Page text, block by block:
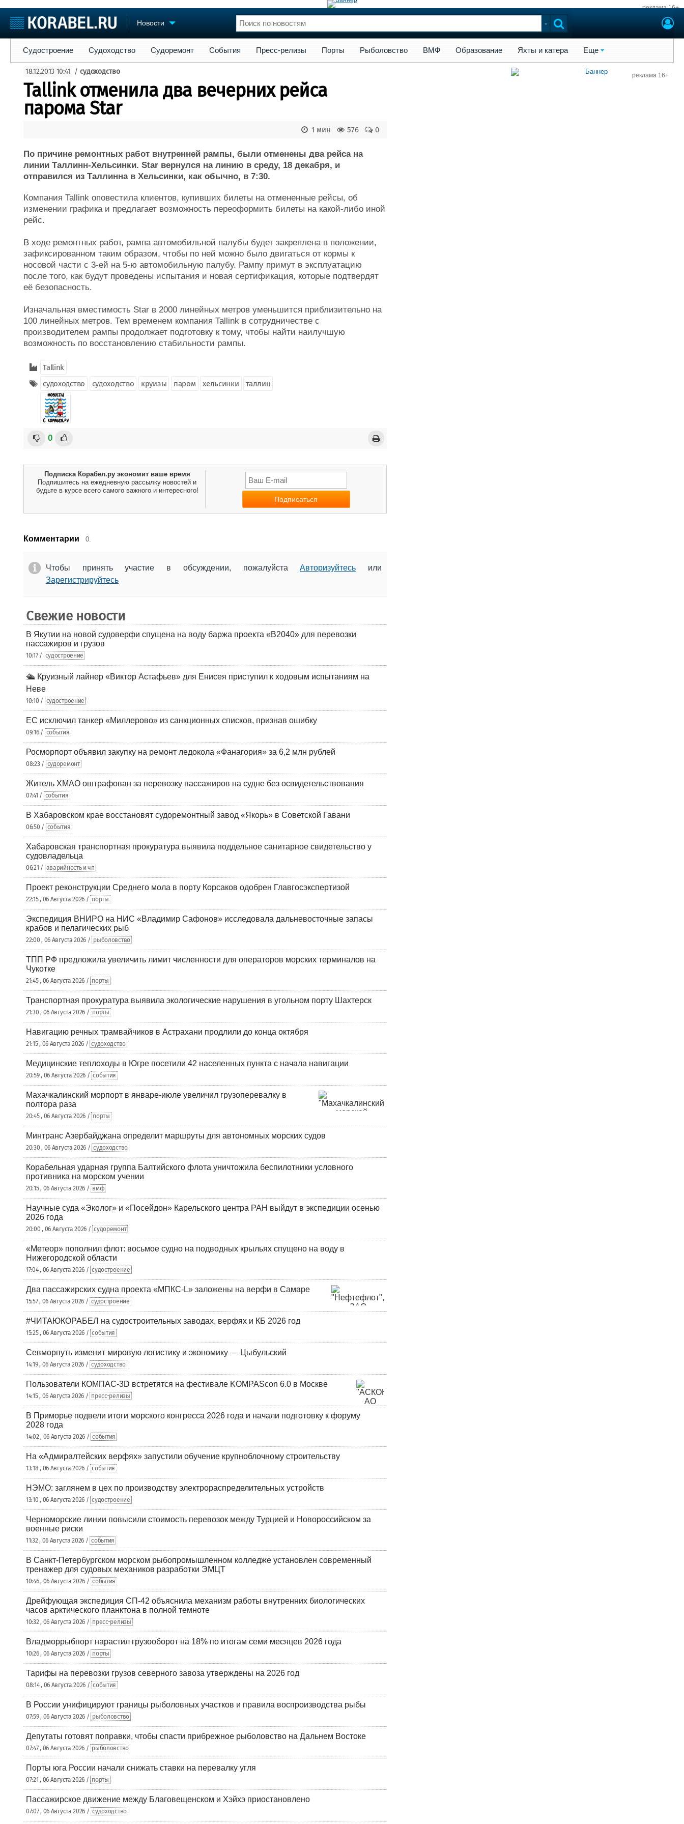
реклама 16+
Новости
Судостроение
Пульс
Новости
Репутация
Журнал
Реклама
Торговая площадка
Доска объявлений
Продажа флота
Оборудование
Изделия
Конференции
Личности
Флот
Форум
Судостроение Судоходство Судоремонт События Пресс-релизы Порты Рыболовство ВМФ Образование Яхты и катера Еще
18.12.2013 10:41 / судоходство
Tallink отменила два вечерних рейса
парома Star
0
576
1 мин
По причине ремонтных работ внутренней рампы, были отменены два рейса на
линии Таллинн-Хельсинки. Star вернулся на линию в среду, 18 декабря, и
отправился из Таллинна в Хельсинки, как обычно, в 7:30.
Компания Tallink оповестила клиентов, купивших билеты на отмененные рейсы, об
изменении графика и предлагает возможность переоформить билеты на какой-либо иной
рейс.
В ходе ремонтных работ, рампа автомобильной палубы будет закреплена в положении,
зафиксированном таким образом, чтобы по ней можно было двигаться от кормы к
носовой части c 3-ей на 5-ю автомобильную палубу. Рампу примут в эксплуатацию
после того, как будут проведены испытания и новая сертификация, которые подтвердят
её безопасность.
Изначальная вместимость Star в 2000 линейных метров уменьшится приблизительно на
100 линейных метров. Тем временем компания Tallink в сотрудничестве с
производителем рампы продолжает подготовку к тому, чтобы найти наилучшую
возможность по восстановлению стабильности рампы.
Tallink
судоходство
судоходство круизы паром хельсинки таллин
0
Подписка Корабел.ру экономит ваше время
Подпишитесь на ежедневную рассылку новостей и
будьте в курсе всего самого важного и интересного!
Комментарии 0.
Чтобы принять участие в обсуждении, пожалуйстаАвторизуйтесь или
Зарегистрируйтесь
Свежие новости
В Якутии на новой судоверфи спущена на воду баржа проекта «В2040» для перевозки
пассажиров и грузов
10:17 / судостроение
🛳️ Круизный лайнер «Виктор Астафьев» для Енисея приступил к ходовым испытаниям на
Неве
10:10 / судостроение
ЕС исключил танкер «Миллерово» из санкционных списков, признав ошибку
09:16 / события
Росморпорт объявил закупку на ремонт ледокола «Фанагория» за 6,2 млн рублей
08:23 / судоремонт
Житель ХМАО оштрафован за перевозку пассажиров на судне без освидетельствования
07:41 / события
В Хабаровском крае восстановят судоремонтный завод «Якорь» в Советской Гавани
06:50 / события
Хабаровская транспортная прокуратура выявила поддельное санитарное свидетельство у
судовладельца
06:21 / аварийность и чп
Проект реконструкции Среднего мола в порту Корсаков одобрен Главгосэкспертизой
22:15 , 06 Августа 2026 / порты
Экспедиция ВНИРО на НИС «Владимир Сафонов» исследовала дальневосточные запасы
крабов и пелагических рыб
22:00 , 06 Августа 2026 / рыболовство
ТПП РФ предложила увеличить лимит численности для операторов морских терминалов на
Чукотке
21:45 , 06 Августа 2026 / порты
Транспортная прокуратура выявила экологические нарушения в угольном порту Шахтерск
21:30 , 06 Августа 2026 / порты
Навигацию речных трамвайчиков в Астрахани продлили до конца октября
21:15 , 06 Августа 2026 / судоходство
Медицинские теплоходы в Югре посетили 42 населенных пункта с начала навигации
20:59 , 06 Августа 2026 / события
Махачкалинский морпорт в январе-июле увеличил грузоперевалку в
полтора раза
20:45 , 06 Августа 2026 / порты
Минтранс Азербайджана определит маршруты для автономных морских судов
20:30 , 06 Августа 2026 / судоходство
Корабельная ударная группа Балтийского флота уничтожила беспилотники условного
противника на морском учении
20:15 , 06 Августа 2026 / вмф
Научные суда «Эколог» и «Посейдон» Карельского центра РАН выйдут в экспедиции осенью
2026 года
20:00 , 06 Августа 2026 / судоремонт
«Метеор» пополнил флот: восьмое судно на подводных крыльях спущено на воду в
Нижегородской области
17:04 , 06 Августа 2026 / судостроение
Два пассажирских судна проекта «МПКС-L» заложены на верфи в Самаре
15:57 , 06 Августа 2026 / судостроение
#ЧИТАЮКОРАБЕЛ на судостроительных заводах, верфях и КБ 2026 год
15:25 , 06 Августа 2026 / события
Севморпуть изменит мировую логистику и экономику — Цыбульский
14:19 , 06 Августа 2026 / судоходство
Пользователи КОМПАС-3D встретятся на фестивале KOMPAScon 6.0 в Москве
14:15 , 06 Августа 2026 / пресс-релизы
В Приморье подвели итоги морского конгресса 2026 года и начали подготовку к форуму
2028 года
14:02 , 06 Августа 2026 / события
На «Адмиралтейских верфях» запустили обучение крупноблочному строительству
13:18 , 06 Августа 2026 / события
НЭМО: заглянем в цех по производству электрораспределительных устройств
13:10 , 06 Августа 2026 / судостроение
Черноморские линии повысили стоимость перевозок между Турцией и Новороссийском за
военные риски
11:32 , 06 Августа 2026 / события
В Санкт-Петербургском морском рыбопромышленном колледже установлен современный
тренажер для судовых механиков разработки ЭМЦТ
10:46 , 06 Августа 2026 / события
Дрейфующая экспедиция СП-42 объяснила механизм работы внутренних биологических
часов арктического планктона в полной темноте
10:32 , 06 Августа 2026 / пресс-релизы
Владморрыбпорт нарастил грузооборот на 18% по итогам семи месяцев 2026 года
10:26 , 06 Августа 2026 / порты
Тарифы на перевозки грузов северного завоза утверждены на 2026 год
08:14 , 06 Августа 2026 / события
В России унифицируют границы рыболовных участков и правила воспроизводства рыбы
07:59 , 06 Августа 2026 / рыболовство
Депутаты готовят поправки, чтобы спасти прибрежное рыболовство на Дальнем Востоке
07:47 , 06 Августа 2026 / рыболовство
Порты юга России начали снижать ставки на перевалку угля
07:21 , 06 Августа 2026 / порты
Пассажирское движение между Благовещенском и Хэйхэ приостановлено
07:07 , 06 Августа 2026 / судоходство
реклама 16+